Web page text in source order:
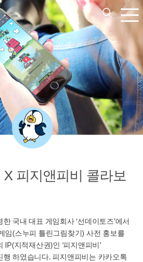
피지앤피비 콜라보
국내 대표 게임회사 ‘선데이토즈’에서
임(스누피 틀린그림찾기) 사전 홍보를
IP(지적재산권)인 ‘피지앤피비’
행 하였습니다. 피지앤피비는 카카오톡